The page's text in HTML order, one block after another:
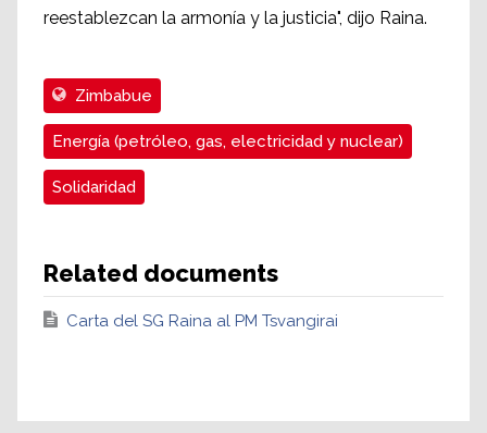
reestablezcan la armonía y la justicia", dijo Raina.
Zimbabue
Energía (petróleo, gas, electricidad y nuclear)
Solidaridad
Related documents
Carta del SG Raina al PM Tsvangirai